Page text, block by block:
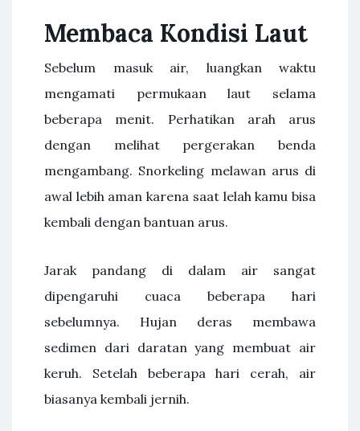
Membaca Kondisi Laut
Sebelum masuk air, luangkan waktu
mengamati permukaan laut selama
beberapa menit. Perhatikan arah arus
dengan melihat pergerakan benda
mengambang. Snorkeling melawan arus di
awal lebih aman karena saat lelah kamu bisa
kembali dengan bantuan arus.
Jarak pandang di dalam air sangat
dipengaruhi cuaca beberapa hari
sebelumnya. Hujan deras membawa
sedimen dari daratan yang membuat air
keruh. Setelah beberapa hari cerah, air
biasanya kembali jernih.